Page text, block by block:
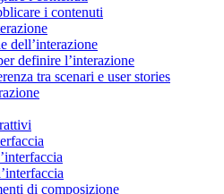
i contenuti
dell’interazione
definire l’interazione
tra scenari e user stories
di composizione